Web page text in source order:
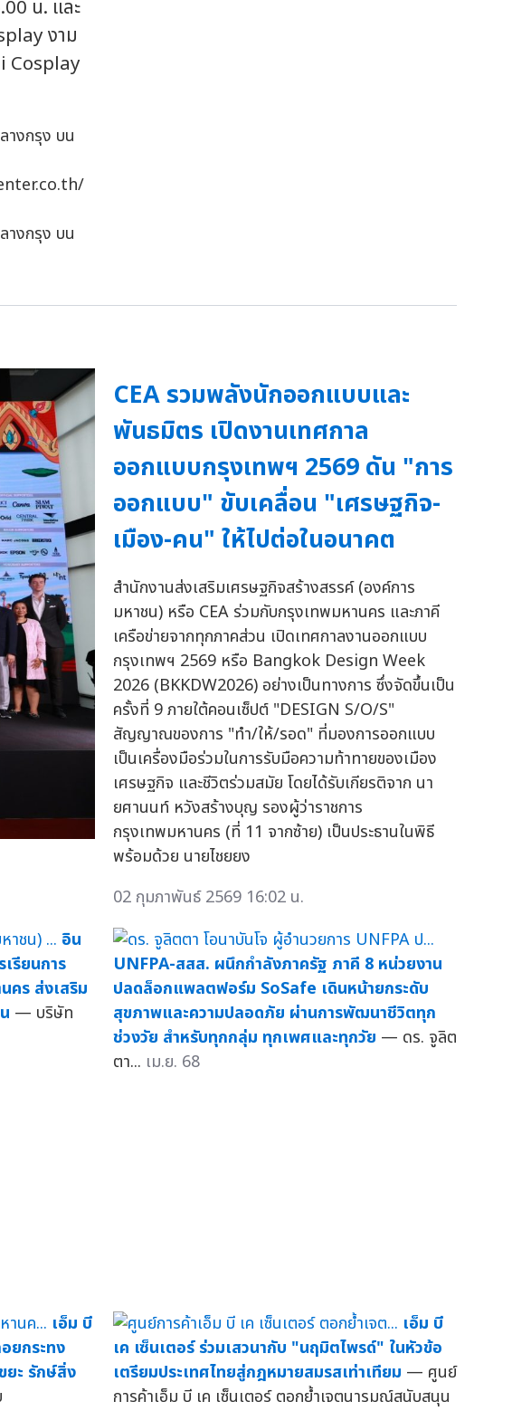
น. และ
งาม
Cosplay
CEA รวมพลังนักออกแบบและ
พันธมิตร เปิดงานเทศกาล
ออกแบบกรุงเทพฯ 2569 ดัน "การ
ออกแบบ" ขับเคลื่อน "เศรษฐกิจ-
เมือง-คน" ให้ไปต่อในอนาคต
สำนักงานส่งเสริมเศรษฐกิจสร้างสรรค์ (องค์การ
มหาชน) หรือ CEA ร่วมกับกรุงเทพมหานคร และภาคี
เครือข่ายจากทุกภาคส่วน เปิดเทศกาลงานออกแบบ
กรุงเทพฯ 2569 หรือ Bangkok Design Week
2026 (BKKDW2026) อย่างเป็นทางการ ซึ่งจัดขึ้นเป็น
ครั้งที่ 9 ภายใต้คอนเซ็ปต์ "DESIGN S/O/S"
สัญญาณของการ "ทำ/ให้/รอด" ที่มองการออกแบบ
เป็นเครื่องมือร่วมในการรับมือความท้าทายของเมือง
เศรษฐกิจ และชีวิตร่วมสมัย โดยได้รับเกียรติจาก นา
ยศานนท์ หวังสร้างบุญ รองผู้ว่าราชการ
กรุงเทพมหานคร (ที่ 11 จากซ้าย) เป็นประธานในพิธี
พร้อมด้วย นายไชยยง
02 กุมภาพันธ์ 2569 16:02 น.
อิน
รียนการ
คร ส่งเสริม
— บริษัท
UNFPA-สสส. ผนึกกำลังภาครัฐ ภาคี 8 หน่วยงาน
ปลดล็อกแพลตฟอร์ม SoSafe เดินหน้ายกระดับ
สุขภาพและความปลอดภัย ผ่านการพัฒนาชีวิตทุก
ช่วงวัย สำหรับทุกกลุ่ม ทุกเพศและทุกวัย — ดร. จูลิต
ตา... เม.ย. 68
เอ็ม บี
ยกระทง
ยะ รักษ์สิ่ง
เอ็ม บี
เค เซ็นเตอร์ ร่วมเสวนากับ "นฤมิตไพรด์" ในหัวข้อ
เตรียมประเทศไทยสู่กฎหมายสมรสเท่าเทียม — ศูนย์
การค้าเอ็ม บี เค เซ็นเตอร์ ตอกย้ำเจตนารมณ์สนับสนุน